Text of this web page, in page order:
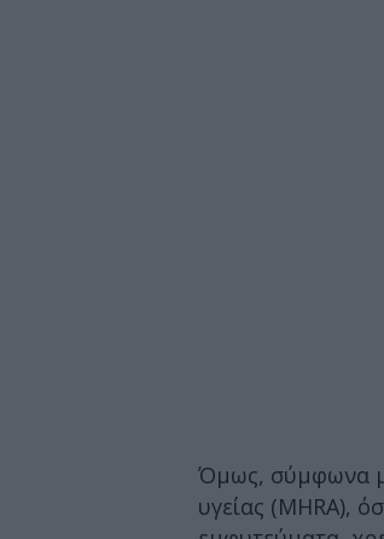
Όμως, σύμφωνα
υγείας (MHRA),